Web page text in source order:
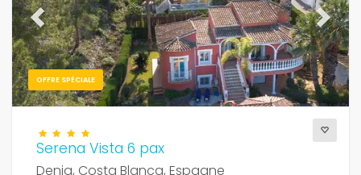
OFFRE SPÉCIALE
Previous Next
Serena Vista 6 pax
Denia, Costa Blanca, Espagne